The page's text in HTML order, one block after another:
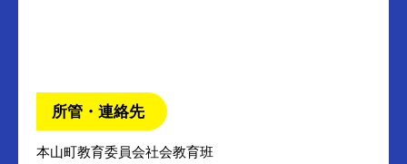
所管・連絡先
本山町教育委員会社会教育班